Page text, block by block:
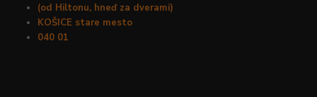
(od Hiltonu, hneď za dverami)
KOŠICE stare mesto
040 01